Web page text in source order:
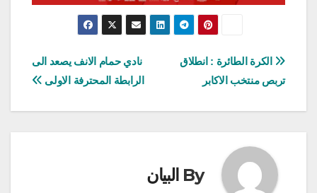
تصفّح
المقالات
نادي حمام الانف يصعد الى
الرابطة المحترفة الاولى
الكرة الطائرة : انطلاق
تربص منتخب الاكابر
By البيان